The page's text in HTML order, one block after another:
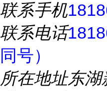
联系手机
联系电话
同号）
所在地址东湖